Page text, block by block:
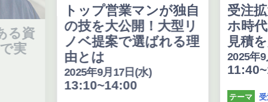
トップ営業マンが独自
の技を大公開！大型リ
ノベ提案で選ばれる理
由とは
2025年9月17日(水)
13:10~14:00
受注拡大を加
ホ時代の戦
見積を超える
2025年9月17日(
11:40~12:10
受注拡大